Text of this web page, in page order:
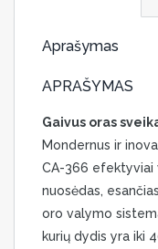
Aprašymas
APRAŠYMAS
Gaivus oras
Mondernus ir
CA-366 efektyviai
nuosėdas,
oro valymo
kurių dydis yra iki